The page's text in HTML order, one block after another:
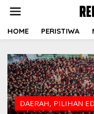
HOME PERISTIWA
DAERAH, PILIHAN